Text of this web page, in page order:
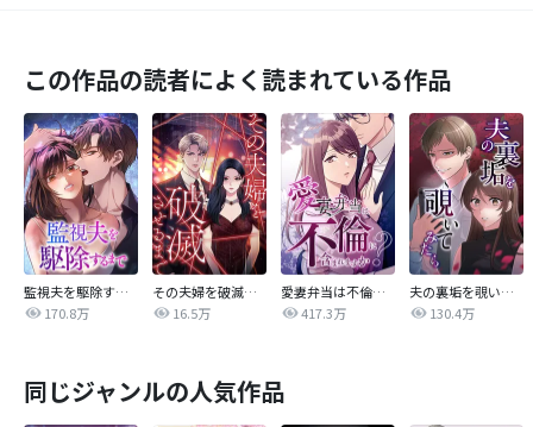
この作品の読者によく読まれている作品
監視夫を駆除するまで
170.8万
その夫婦を破滅させるまで
16.5万
愛妻弁当は不倫に含まれますか？
417.3万
夫の裏垢を覗いてみたら
130.4万
同じジャンルの人気作品